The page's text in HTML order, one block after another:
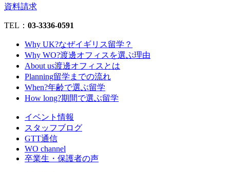
資料請求
TEL： 03-3336-0591
Why UK?なぜイギリス留学？
Why WO?渡邊オフィスを選ぶ理由
About us渡邊オフィスとは
Planning留学までの流れ
When?年齢で選ぶ留学
How long?期間で選ぶ留学
イベント情報
スタッフブログ
GTT通信
WO channel
卒業生・保護者の声